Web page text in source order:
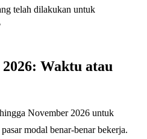
telah dilakukan untuk
Waktu atau
November 2026 untuk
modal benar-benar bekerja.